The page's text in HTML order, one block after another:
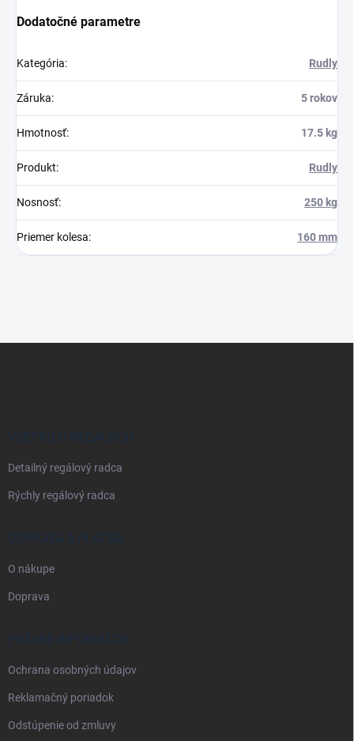
Dodatočné parametre
Kategória: Rudly
Záruka: 5 rokov
Hmotnosť: 17.5 kg
Produkt: Rudly
Nosnosť: 250 kg
Priemer kolesa: 160 mm
VŠETKO O REGÁLOCH
Detailný regálový radca
Rýchly regálový radca
DOPRAVA A PLATBA
O nákupe
Doprava
PRÁVNE INFORMÁCIE
Ochrana osobných údajov
Reklamačný poriadok
Odstúpenie od zmluvy